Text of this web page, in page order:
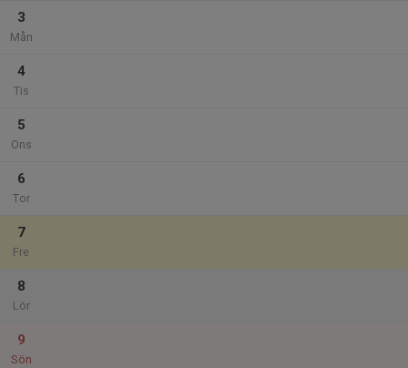
3
Mån
4
Tis
5
Ons
6
Tor
7
Fre
8
Lör
9
Sön